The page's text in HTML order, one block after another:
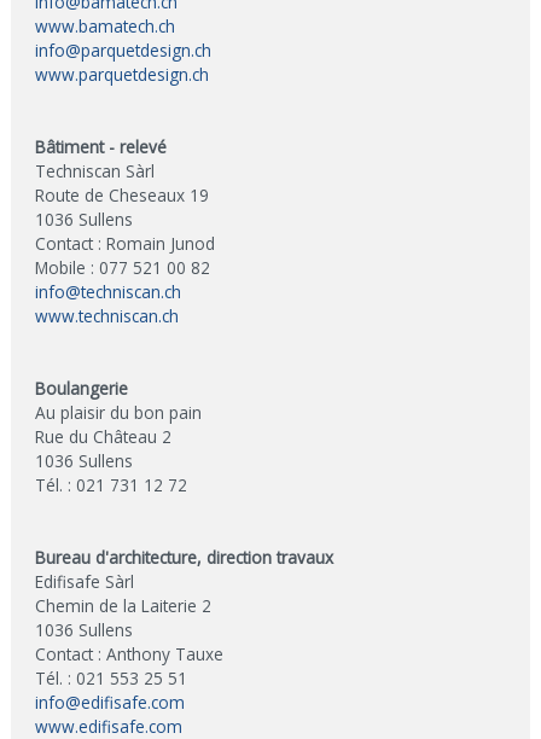
www.bamatech.ch
info@parquetdesign.ch
www.parquetdesign.ch
Bâtiment - relevé
Techniscan Sàrl
Route de Cheseaux 19
1036 Sullens
Contact : Romain Junod
Mobile : 077 521 00 82
info@techniscan.ch
www.techniscan.ch
Boulangerie
Au plaisir du bon pain
Rue du Château 2
1036 Sullens
Tél. : 021 731 12 72
Bureau d'architecture, direction travaux
Edifisafe Sàrl
Chemin de la Laiterie 2
1036 Sullens
Contact : Anthony Tauxe
Tél. : 021 553 25 51
info@edifisafe.com
www.edifisafe.com